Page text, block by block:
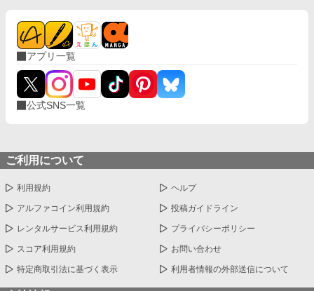
アプリ一覧
公式SNS一覧
ご利用について
利用規約 ヘルプ
アルファコイン利用規約 投稿ガイドライン
レンタルサービス利用規約 プライバシーポリシー
スコア利用規約 お問い合わせ
特定商取引法に基づく表示 利用者情報の外部送信について